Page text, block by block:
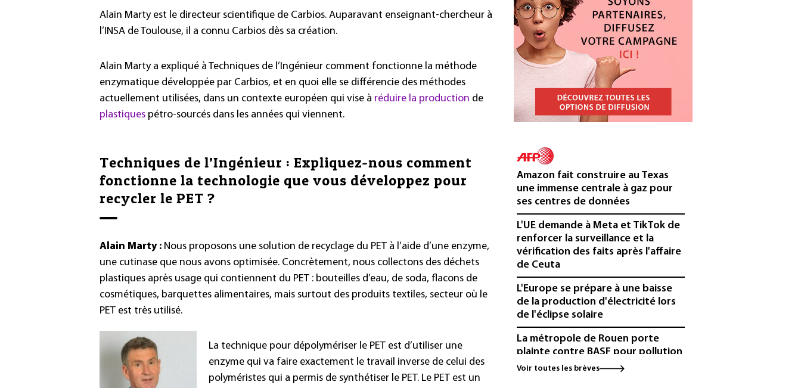
Alain Marty est le directeur scientifique de Carbios. Auparavant enseignant-chercheur à
l’INSA de Toulouse, il a connu Carbios dès sa création.
Alain Marty a expliqué à Techniques de l’Ingénieur comment fonctionne la méthode
enzymatique développée par Carbios, et en quoi elle se différencie des méthodes
actuellement utilisées, dans un contexte européen qui vise à réduire la production de
plastiques pétro-sourcés dans les années qui viennent.
Techniques de l’Ingénieur : Expliquez-nous comment
fonctionne la technologie que vous développez pour
recycler le PET ?
Alain Marty : Nous proposons une solution de recyclage du PET à l’aide d’une enzyme,
une cutinase que nous avons optimisée. Concrètement, nous collectons des déchets
plastiques après usage qui contiennent du PET : bouteilles d’eau, de soda, flacons de
cosmétiques, barquettes alimentaires, mais surtout des produits textiles, secteur où le
PET est très utilisé.
La technique pour dépolymériser le PET est d’utiliser une
enzyme qui va faire exactement le travail inverse de celui des
polyméristes qui a permis de synthétiser le PET. Le PET est un
Amazon fait construire au Texas
une immense centrale à gaz pour
ses centres de données
L'UE demande à Meta et TikTok de
renforcer la surveillance et la
vérification des faits après l'affaire
de Ceuta
L'Europe se prépare à une baisse
de la production d'électricité lors
de l'éclipse solaire
La métropole de Rouen porte
plainte contre BASF pour pollution
aux PFAS
Voir toutes les brèves